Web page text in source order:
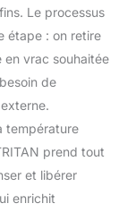
Le processus
étape : on retire
vrac souhaitée
de
température
prend tout
et libérer
enrichit